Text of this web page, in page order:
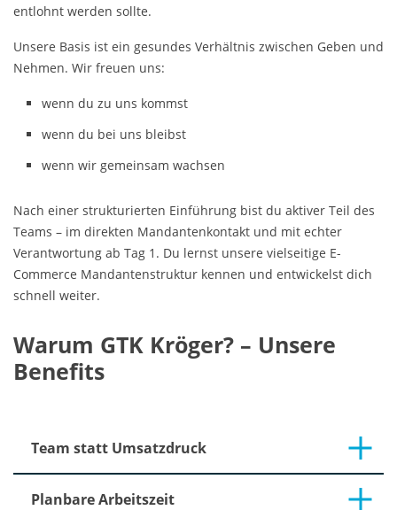
entlohnt werden sollte.
Unsere Basis ist ein gesundes Verhältnis zwischen Geben und
Nehmen. Wir freuen uns:
wenn du zu uns kommst
wenn du bei uns bleibst
wenn wir gemeinsam wachsen
Nach einer strukturierten Einführung bist du aktiver Teil des
Teams – im direkten Mandantenkontakt und mit echter
Verantwortung ab Tag 1. Du lernst unsere vielseitige E-
Commerce Mandantenstruktur kennen und entwickelst dich
schnell weiter.
Warum GTK Kröger? – Unsere
Benefits
Team statt Umsatzdruck
Planbare Arbeitszeit